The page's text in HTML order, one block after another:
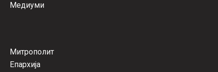
Медиуми
Митрополит
Епархија